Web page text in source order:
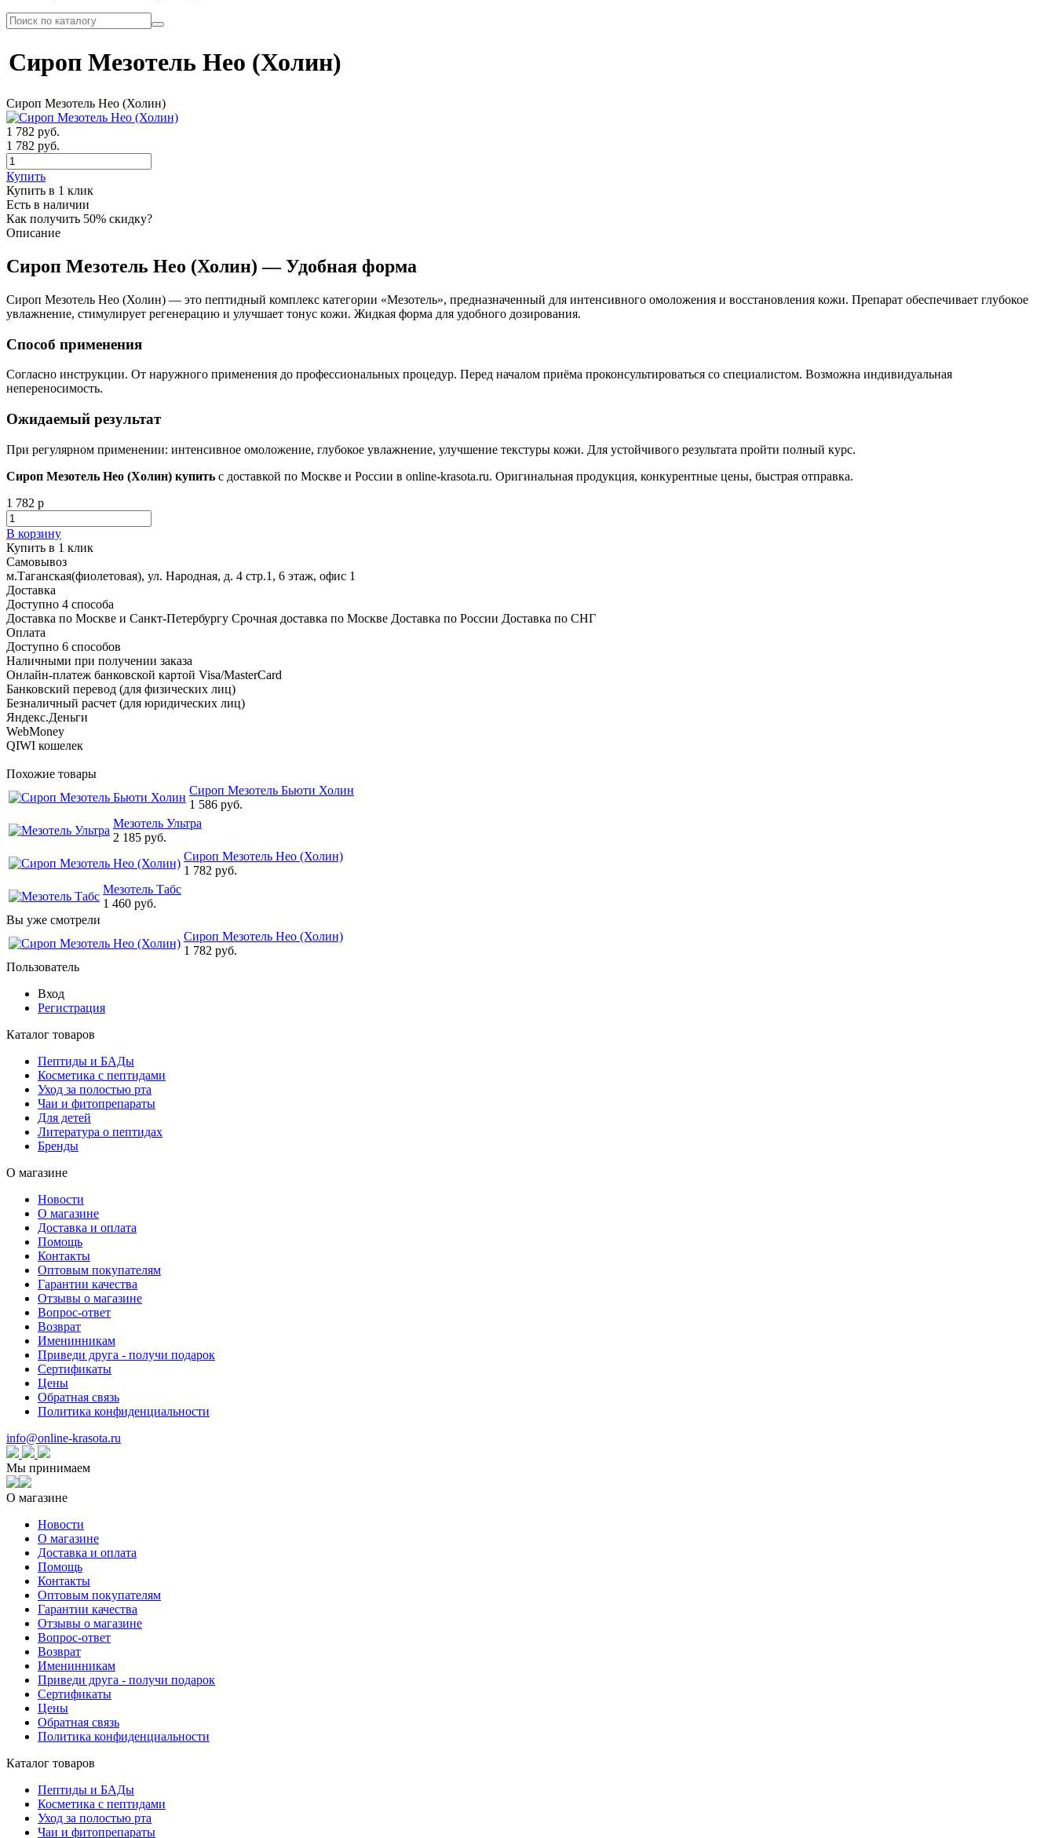
Сироп Мезотель Нео (Холин)
Сироп Мезотель Нео (Холин)
1 782 руб.
1 782 руб.
Купить
Купить в 1 клик
Есть в наличии
Как получить 50% скидку?
Описание
Сироп Мезотель Нео (Холин) — Удобная форма
Сироп Мезотель Нео (Холин) — это пептидный комплекс категории «Мезотель», предназначенный для интенсивного омоложения и восстановления кожи. Препарат обеспечивает глубокое
увлажнение, стимулирует регенерацию и улучшает тонус кожи. Жидкая форма для удобного дозирования.
Способ применения
Согласно инструкции. От наружного применения до профессиональных процедур. Перед началом приёма проконсультироваться со специалистом. Возможна индивидуальная
непереносимость.
Ожидаемый результат
При регулярном применении: интенсивное омоложение, глубокое увлажнение, улучшение текстуры кожи. Для устойчивого результата пройти полный курс.
Сироп Мезотель Нео (Холин) купить с доставкой по Москве и России в online-krasota.ru. Оригинальная продукция, конкурентные цены, быстрая отправка.
1 782 р
В корзину
Купить в 1 клик
Самовывоз
м.Таганская(фиолетовая), ул. Народная, д. 4 стр.1, 6 этаж, офис 1
Доставка
Доступно 4 способа
Доставка по Москве и Санкт-Петербургу Срочная доставка по Москве Доставка по России Доставка по СНГ
Оплата
Доступно 6 способов
Наличными при получении заказа
Онлайн-платеж банковской картой Visa/MasterCard
Банковский перевод (для физических лиц)
Безналичный расчет (для юридических лиц)
Яндекс.Деньги
WebMoney
QIWI кошелек
Похожие товары
Сироп Мезотель Бьюти Холин
1 586 руб.
Мезотель Ультра
2 185 руб.
Сироп Мезотель Нео (Холин)
1 782 руб.
Мезотель Табс
1 460 руб.
Вы уже смотрели
Сироп Мезотель Нео (Холин)
1 782 руб.
Пользователь
Вход
Регистрация
Каталог товаров
Пептиды и БАДы
Косметика с пептидами
Уход за полостью рта
Чаи и фитопрепараты
Для детей
Литература о пептидах
Бренды
О магазине
Новости
О магазине
Доставка и оплата
Помощь
Контакты
Оптовым покупателям
Гарантии качества
Отзывы о магазине
Вопрос-ответ
Возврат
Именинникам
Приведи друга - получи подарок
Сертификаты
Цены
Обратная связь
Политика конфиденциальности
info@online-krasota.ru
Мы принимаем
О магазине
Новости
О магазине
Доставка и оплата
Помощь
Контакты
Оптовым покупателям
Гарантии качества
Отзывы о магазине
Вопрос-ответ
Возврат
Именинникам
Приведи друга - получи подарок
Сертификаты
Цены
Обратная связь
Политика конфиденциальности
Каталог товаров
Пептиды и БАДы
Косметика с пептидами
Уход за полостью рта
Чаи и фитопрепараты